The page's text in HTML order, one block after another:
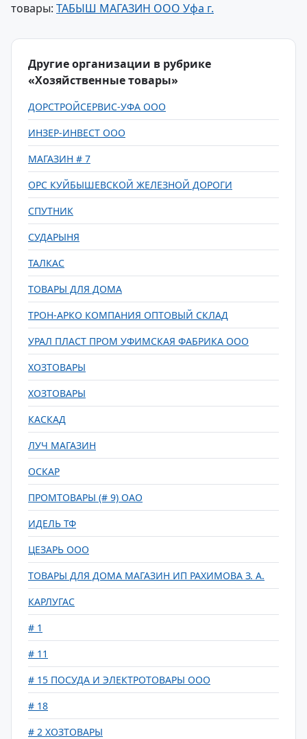
товары: ТАБЫШ МАГАЗИН ООО Уфа г.
Другие организации в рубрике
«Хозяйственные товары»
ДОРСТРОЙСЕРВИС-УФА ООО
ИНЗЕР-ИНВЕСТ ООО
МАГАЗИН # 7
ОРС КУЙБЫШЕВСКОЙ ЖЕЛЕЗНОЙ ДОРОГИ
СПУТНИК
СУДАРЫНЯ
ТАЛКАС
ТОВАРЫ ДЛЯ ДОМА
ТРОН-АРКО КОМПАНИЯ ОПТОВЫЙ СКЛАД
УРАЛ ПЛАСТ ПРОМ УФИМСКАЯ ФАБРИКА ООО
ХОЗТОВАРЫ
ХОЗТОВАРЫ
КАСКАД
ЛУЧ МАГАЗИН
ОСКАР
ПРОМТОВАРЫ (# 9) ОАО
ИДЕЛЬ ТФ
ЦЕЗАРЬ ООО
ТОВАРЫ ДЛЯ ДОМА МАГАЗИН ИП РАХИМОВА З. А.
КАРЛУГАС
# 1
# 11
# 15 ПОСУДА И ЭЛЕКТРОТОВАРЫ ООО
# 18
# 2 ХОЗТОВАРЫ